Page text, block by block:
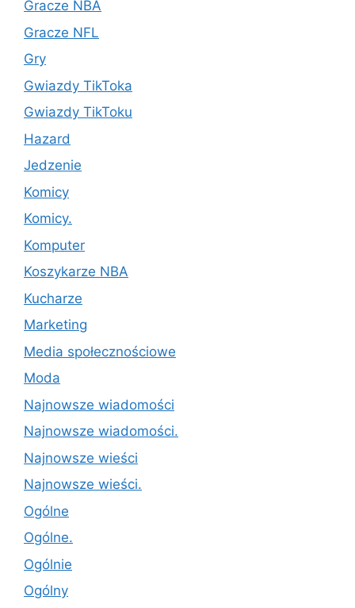
Gracze NBA
Gracze NFL
Gry
Gwiazdy TikToka
Gwiazdy TikToku
Hazard
Jedzenie
Komicy
Komicy.
Komputer
Koszykarze NBA
Kucharze
Marketing
Media społecznościowe
Moda
Najnowsze wiadomości
Najnowsze wiadomości.
Najnowsze wieści
Najnowsze wieści.
Ogólne
Ogólne.
Ogólnie
Ogólny